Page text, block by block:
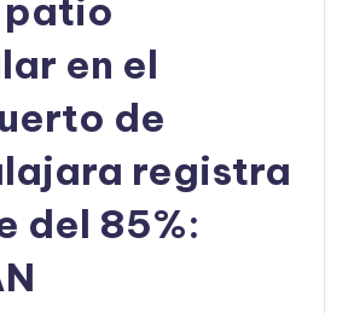
patio
en el
de
registra
del 85%: